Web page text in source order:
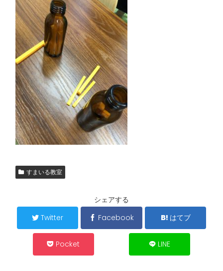
すまいる教室
シェアする
Twitter
Facebook はてブ
Pocket LINE